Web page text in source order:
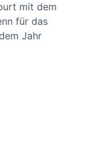
mit dem
für das
Jahr